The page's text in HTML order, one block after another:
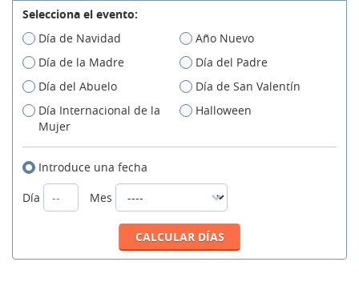
Selecciona el evento:
Día de Navidad
Año Nuevo
Día de la Madre
Día del Padre
Día del Abuelo
Día de San Valentín
Día Internacional de la
Mujer
Halloween
Introduce una fecha
Día
Mes